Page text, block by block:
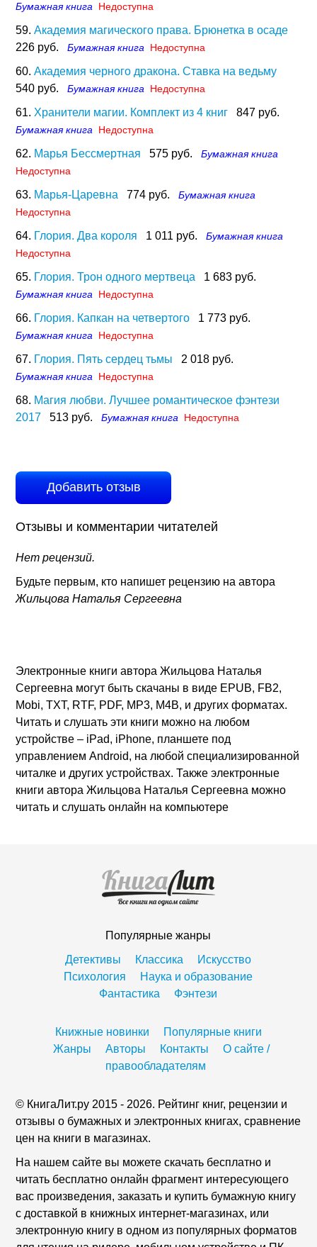
Бумажная книга Недоступна
59. Академия магического права. Брюнетка в осаде
226 руб.
Бумажная книга Недоступна
60. Академия черного дракона. Ставка на ведьму
540 руб.
Бумажная книга Недоступна
61. Хранители магии. Комплект из 4 книг 847 руб.
Бумажная книга Недоступна
62. Марья Бессмертная 575 руб.
Бумажная книга
Недоступна
63. Марья-Царевна 774 руб.
Бумажная книга
Недоступна
64. Глория. Два короля 1 011 руб.
Бумажная книга
Недоступна
65. Глория. Трон одного мертвеца 1 683 руб.
Бумажная книга Недоступна
66. Глория. Капкан на четвертого 1 773 руб.
Бумажная книга Недоступна
67. Глория. Пять сердец тьмы 2 018 руб.
Бумажная книга Недоступна
68. Магия любви. Лучшее романтическое фэнтези
2017
513 руб. Бумажная книга Недоступна
Добавить отзыв
Отзывы и комментарии читателей
Нет рецензий.
Будьте первым, кто напишет рецензию на автора
Жильцова Наталья Сергеевна
Электронные книги автора Жильцова Наталья
Сергеевна могут быть скачаны в виде EPUB, FB2,
Mobi, TXT, RTF, PDF, MP3, M4B, и других форматах.
Читать и слушать эти книги можно на любом
устройстве – iPad, iPhone, планшете под
управлением Android, на любой специализированной
читалке и других устройствах. Также электронные
книги автора Жильцова Наталья Сергеевна можно
читать и слушать онлайн на компьютере
Популярные жанры
Детективы
Классика
Искусство
Психология
Наука и образование
Фантастика
Фэнтези
Книжные новинки
Популярные книги
Жанры
Авторы Контакты
О сайте /
правообладателям
© КнигаЛит.ру 2015 - 2026. Рейтинг книг, рецензии и
отзывы о бумажных и электронных книгах, сравнение
цен на книги в магазинах.
На нашем сайте вы можете скачать бесплатно и
читать бесплатно онлайн фрагмент интересующего
вас произведения, заказать и купить бумажную книгу
с доставкой в книжных интернет-магазинах, или
электронную книгу в одном из популярных форматов